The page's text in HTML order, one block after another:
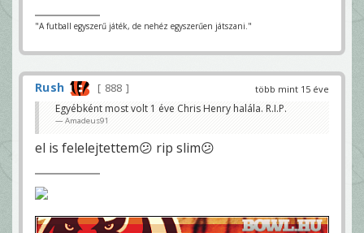
"A futball egyszerű játék, de nehéz egyszerűen játszani."
több mint 15 éve
Rush
888
Egyébként most volt 1 éve Chris Henry halála. R.I.P.
Amadeus91
el is felelejtettem😕 rip slim😕